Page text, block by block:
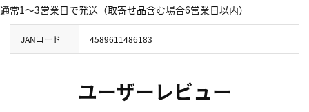
通常1～3営業日で発送（取寄せ品含む場合6営業日以内）
JANコード 4589611486183
ユーザーレビュー